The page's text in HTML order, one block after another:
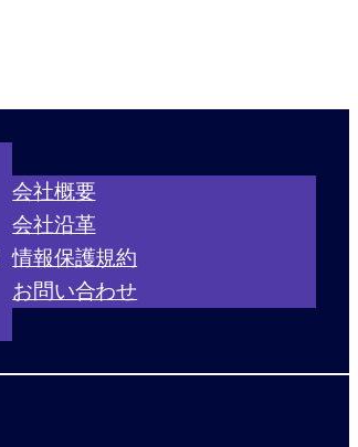
会社概要
会社沿革
情報保護規約
お問い合わせ